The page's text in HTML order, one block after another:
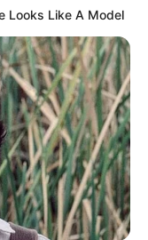
Looks Like A Model